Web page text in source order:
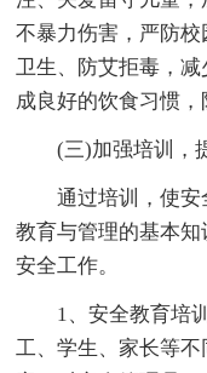
不暴力伤害，严防
卫生、防艾拒毒，
成良好的饮食习惯，
(三)加强培训，
通过培训，使
教育与管理的基本
安全工作。
1、安全教育培
工、学生、家长等